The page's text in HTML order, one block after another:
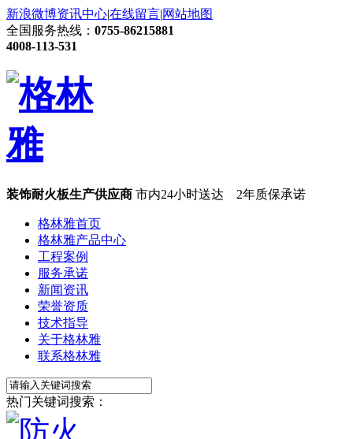
新浪微博资讯中心|在线留言|网站地图
全国服务热线： 0755-86215881
4008-113-531
装饰耐火板生产供应商 市内24小时送达 2年质保承诺
格林雅首页
格林雅产品中心
工程案例
服务承诺
新闻资讯
荣誉资质
技术指导
关于格林雅
联系格林雅
热门关键词搜索：